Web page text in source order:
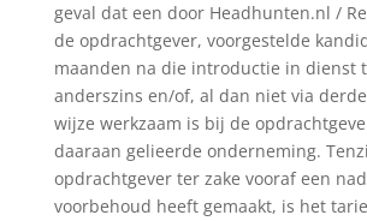
geval dat een door Headhunten.nl /
de opdrachtgever, voorgestelde
maanden na die introductie in dienst
anderszins en/of, al dan niet via
wijze werkzaam is bij de
daaraan gelieerde onderneming.
opdrachtgever ter zake vooraf een
voorbehoud heeft gemaakt, is het